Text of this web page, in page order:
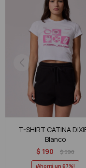
T-SHIRT CATINA
Blanco
$ 190 $590
67